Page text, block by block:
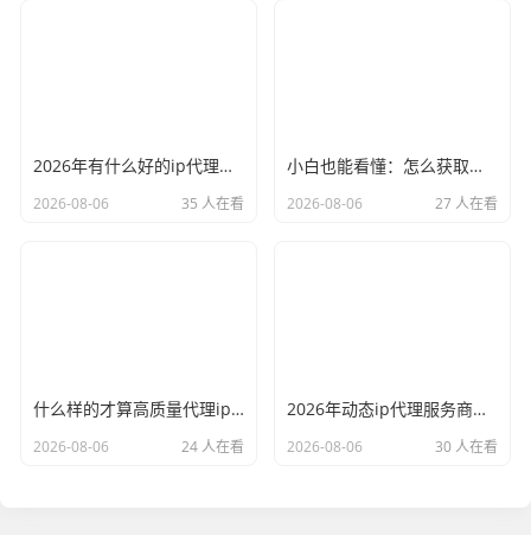
2026年有什么好的ip代理软件？亲测后我只推荐这几个
2026-08-06 35 人在看
小白也能看懂：怎么获取代理ip和端口号，一步步教会你
2026-08-06 27 人在看
什么样的才算高质量代理ip？资深玩家总结了三个硬指标
2026-08-06 24 人在看
2026年动态ip代理服务商有哪些？这份清单建议收藏
2026-08-06 30 人在看